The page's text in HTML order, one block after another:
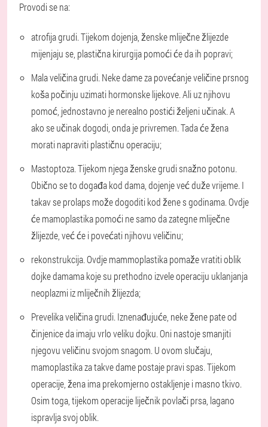
Provodi se na:
atrofija grudi. Tijekom dojenja, ženske mliječne žlijezde
mijenjaju se, plastična kirurgija pomoći će da ih popravi;
Mala veličina grudi. Neke dame za povećanje veličine prsnog
koša počinju uzimati hormonske lijekove. Ali uz njihovu
pomoć, jednostavno je nerealno postići željeni učinak. A
ako se učinak dogodi, onda je privremen. Tada će žena
morati napraviti plastičnu operaciju;
Mastoptoza. Tijekom njega ženske grudi snažno potonu.
Obično se to događa kod dama, dojenje već duže vrijeme. I
takav se prolaps može dogoditi kod žene s godinama. Ovdje
će mamoplastika pomoći ne samo da zategne mliječne
žlijezde, već će i povećati njihovu veličinu;
rekonstrukcija. Ovdje mammoplastika pomaže vratiti oblik
dojke damama koje su prethodno izvele operaciju uklanjanja
neoplazmi iz mliječnih žlijezda;
Prevelika veličina grudi. Iznenađujuće, neke žene pate od
činjenice da imaju vrlo veliku dojku. Oni nastoje smanjiti
njegovu veličinu svojom snagom. U ovom slučaju,
mamoplastika za takve dame postaje pravi spas. Tijekom
operacije, žena ima prekomjerno ostakljenje i masno tkivo.
Osim toga, tijekom operacije liječnik povlači prsa, lagano
ispravlja svoj oblik.